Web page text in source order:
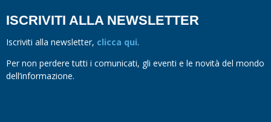
ISCRIVITI ALLA NEWSLETTER
Iscriviti alla newsletter, clicca qui.
Per non perdere tutti i comunicati, gli eventi e le novità del mondo
dell’informazione.